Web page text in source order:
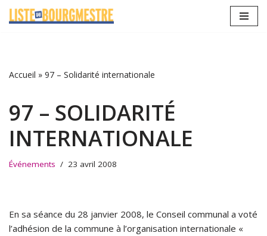
Accueil » 97 – Solidarité internationale
97 – SOLIDARITÉ
INTERNATIONALE
Événements 23 avril 2008
En sa séance du 28 janvier 2008, le Conseil communal a voté
l’adhésion de la commune à l’organisation internationale «